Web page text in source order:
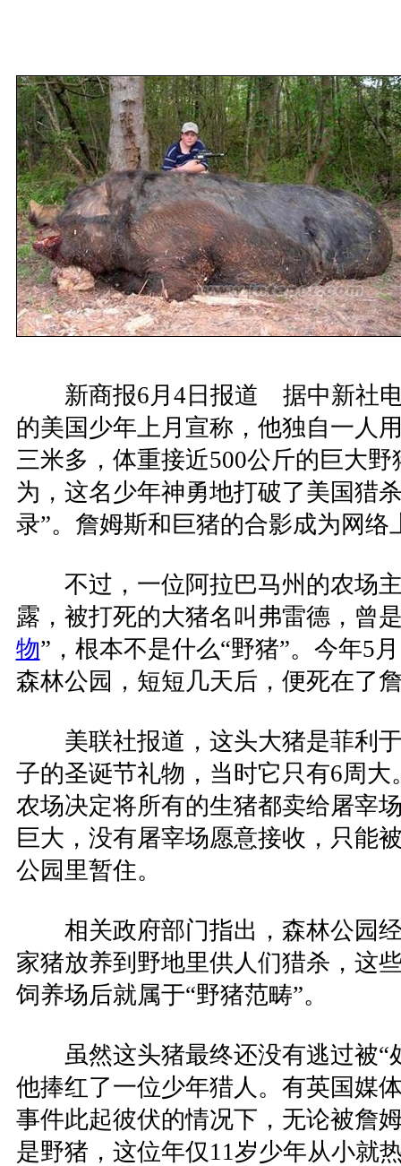
新商报6月4日报道 据中新社电
的美国少年上月宣称，他独自一人
三米多，体重接近500公斤的巨大
为，这名少年神勇地打破了美国猎
录”。詹姆斯和巨猪的合影成为网络
不过，一位阿拉巴马州的农场主
露，被打死的大猪名叫弗雷德，曾
物”，根本不是什么“野猪”。今年5
森林公园，短短几天后，便死在了
美联社报道，这头大猪是菲利于
子的圣诞节礼物，当时它只有6周
农场决定将所有的生猪都卖给屠宰
巨大，没有屠宰场愿意接收，只能
公园里暂住。
相关政府部门指出，森林公园经
家猪放养到野地里供人们猎杀，这
饲养场后就属于“野猪范畴”。
虽然这头猪最终还没有逃过被“
他捧红了一位少年猎人。有英国媒
事件此起彼伏的情况下，无论被詹
是野猪，这位年仅11岁少年从小就